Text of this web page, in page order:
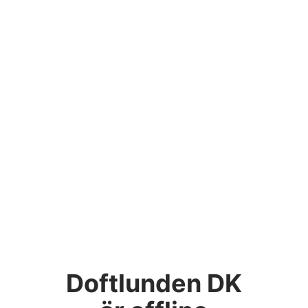
Doftlunden DK